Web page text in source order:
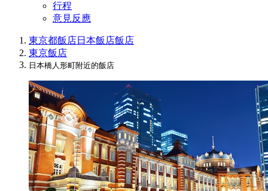
行程
意見反應
東京都飯店日本飯店飯店
東京飯店
日本橋人形町附近的飯店